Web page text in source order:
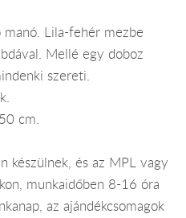
Lila-fehér mezbe
Mellé egy doboz
szereti.
cm.
készülnek, és az MPL vagy
munkaidőben 8-16 óra
az ajándékcsomagok